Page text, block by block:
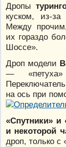
Дропы
куском, из-
Между
их гораздо
Шоссе».
Дроп модели
— «петуха»
на ось при
«Спутники»
и некоторой
дроп, только с